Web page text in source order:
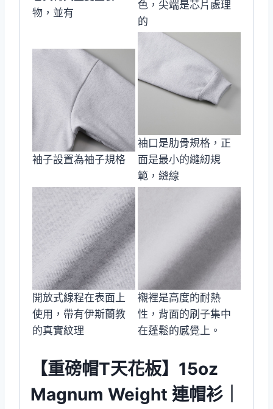
物，並有
色，尖端是芯片處理
的
袖子設置為袖子規格
袖口是肋骨規格，正
面是最小的縫紉規
範，縫線
開放式線程在表面上
使用，帶有伊斯蘭教
的真實紋理
襯裡是高度的耐熱
性，背面的刷子集中
在蓬鬆的感覺上。
【重磅帽T天花板】15oz
Magnum Weight 連帽衫｜